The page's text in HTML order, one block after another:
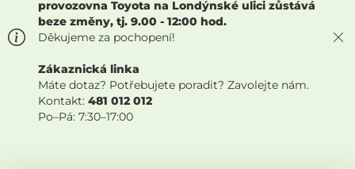
provozovna Toyota na Londýnské ulici zůstává
beze změny, tj. 9.00 - 12:00 hod.
Děkujeme za pochopení!
Zákaznická linka
Máte dotaz? Potřebujete poradit? Zavolejte nám.
Kontakt: 481 012 012
Po–Pá: 7:30–17:00